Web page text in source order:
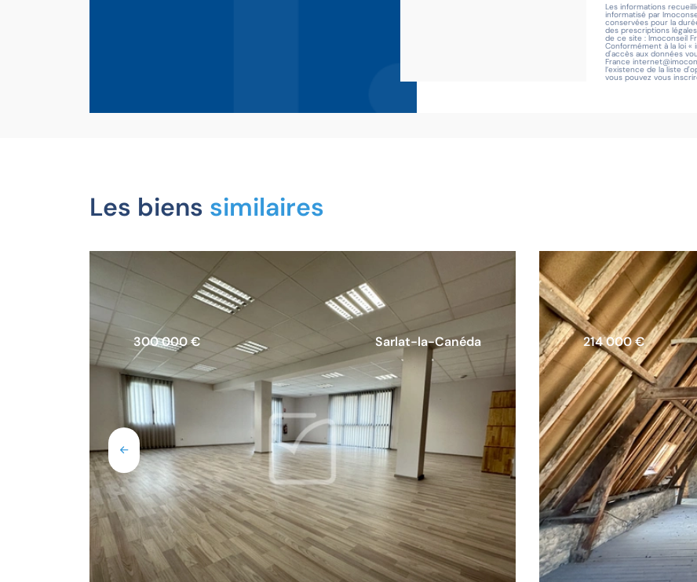
Les informations
informatisé par
conservées pour la
des prescriptions
de ce site : Imoconseil
Conformément à la loi
d'accès aux données
France
l’existence de la liste
vous pouvez vous
Les biens similaires
300 000 € Sarlat-la-Canéda 214 000 €